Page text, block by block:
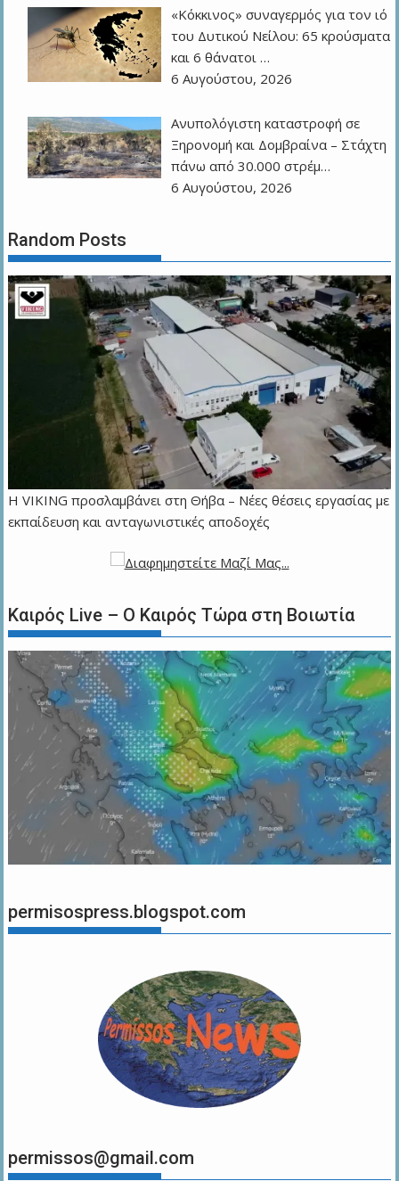
«Κόκκινος» συναγερμός για τον ιό
του Δυτικού Νείλου: 65 κρούσματα
και 6 θάνατοι …
6 Αυγούστου, 2026
Ανυπολόγιστη καταστροφή σε
Ξηρονομή και Δομβραίνα – Στάχτη
πάνω από 30.000 στρέμ…
6 Αυγούστου, 2026
Random Posts
Η VIKING προσλαμβάνει στη Θήβα – Νέες θέσεις εργασίας με
εκπαίδευση και ανταγωνιστικές αποδοχές
Καιρός Live – Ο Καιρός Τώρα στη Βοιωτία
permisospress.blogspot.com
permissos@gmail.com